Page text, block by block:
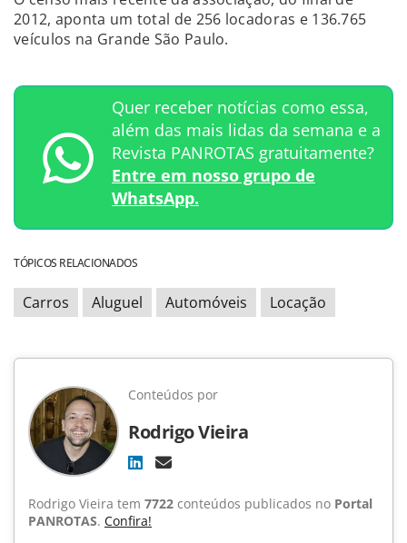
2012, aponta um total de 256 locadoras e 136.765
veículos na Grande São Paulo.
Quer receber notícias como essa,
além das mais lidas da semana e a
Revista PANROTAS gratuitamente?
Entre em nosso grupo de
WhatsApp.
TÓPICOS RELACIONADOS
Carros Aluguel Automóveis Locação
Conteúdos por
Rodrigo Vieira
Rodrigo Vieira tem 7722 conteúdos publicados no Portal
PANROTAS. Confira!